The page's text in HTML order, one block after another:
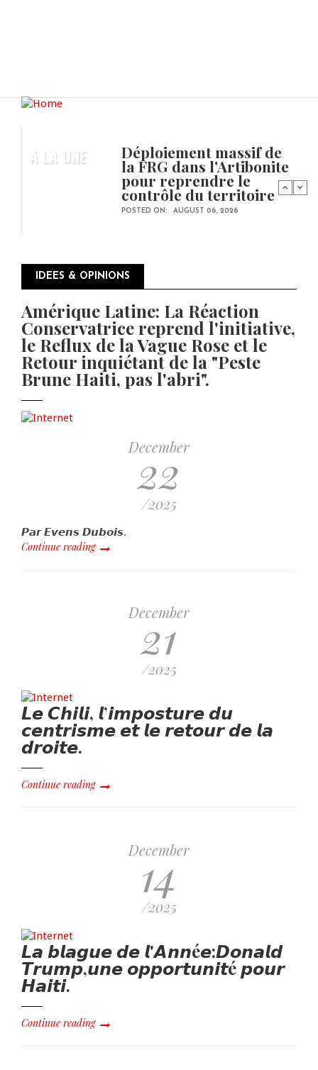
A LA UNE Déploiement massif de
la FRG dans l'Artibonite
pour reprendre le
contrôle du territoire
POSTED ON: AUGUST 06, 2026
IDEES & OPINIONS
Amérique Latine: La Réaction
Conservatrice reprend l'initiative,
le Reflux de la Vague Rose et le
Retour inquiétant de la "Peste
Brune Haiti, pas l'abri".
December
22
/2025
𝙋𝙖𝙧 𝙀𝙫𝙚𝙣𝙨 𝘿𝙪𝙗𝙤𝙞𝙨.
Continue reading
December
21
/2025
𝙇𝙚 𝘾𝙝𝙞𝙡𝙞, 𝙡’𝙞𝙢𝙥𝙤𝙨𝙩𝙪𝙧𝙚 𝙙𝙪
𝙘𝙚𝙣𝙩𝙧𝙞𝙨𝙢𝙚 𝙚𝙩 𝙡𝙚 𝙧𝙚𝙩𝙤𝙪𝙧 𝙙𝙚 𝙡𝙖
𝙙𝙧𝙤𝙞𝙩𝙚.
Continue reading
December
14
/2025
𝙇𝙖 𝙗𝙡𝙖𝙜𝙪𝙚 𝙙𝙚 𝙡'𝘼𝙣𝙣é𝙚:𝘿𝙤𝙣𝙖𝙡𝙙
𝙏𝙧𝙪𝙢𝙥,𝙪𝙣𝙚 𝙤𝙥𝙥𝙤𝙧𝙩𝙪𝙣𝙞𝙩é 𝙥𝙤𝙪𝙧
𝙃𝙖𝙞𝙩𝙞.
Continue reading
Pagination